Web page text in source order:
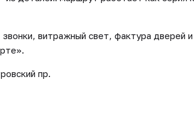
витражный свет, фактура дверей и
пр.